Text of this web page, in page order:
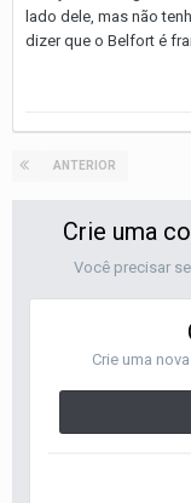
lado dele, mas não
dizer que o Belfort é
ANTERIOR
Crie uma
Você precisar
Crie uma